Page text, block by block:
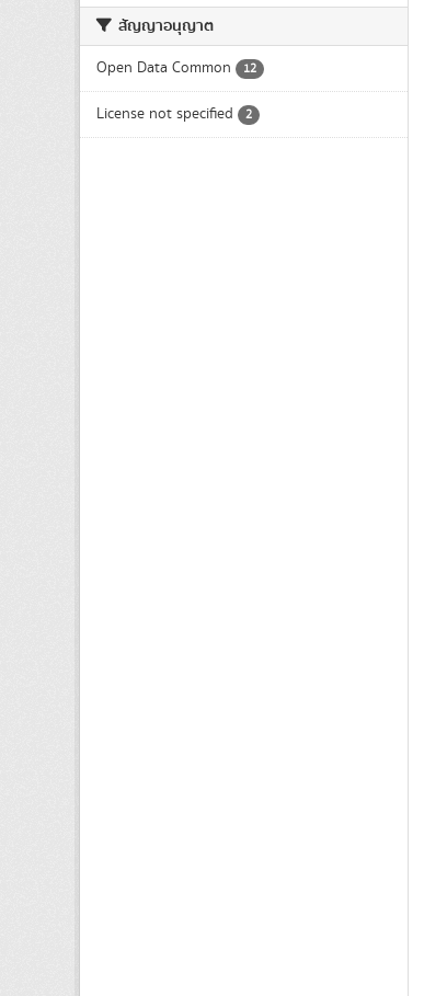
สัญญาอนุญาต
Open Data Common 12
License not specified 2